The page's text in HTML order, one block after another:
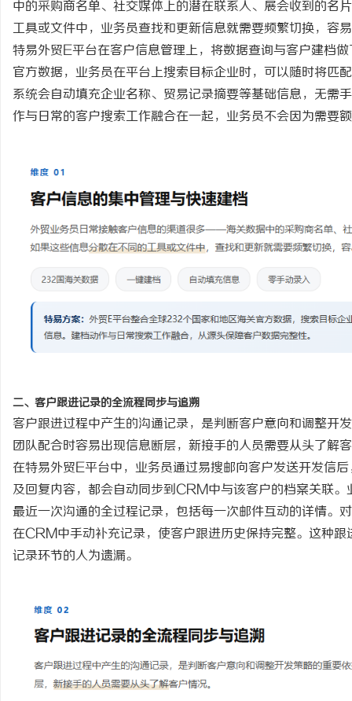
中的采购商名单、社交媒体上的潜在联系人、展会收到的名
工具或文件中，业务员查找和更新信息就需要频繁切换，容
特易外贸E平台在客户信息管理上，将数据查询与客户建档
官方数据，业务员在平台上搜索目标企业时，可以随时将匹
系统会自动填充企业名称、贸易记录摘要等基础信息，无需
作与日常的客户搜索工作融合在一起，业务员不会因为需要
二、客户跟进记录的全流程同步与追溯
客户跟进过程中产生的沟通记录，是判断客户意向和调整开
团队配合时容易出现信息断层，新接手的人员需要从头了解
在特易外贸E平台中，业务员通过易搜邮向客户发送开发信
及回复内容，都会自动同步到CRM中与该客户的档案关联
最近一次沟通的全过程记录，包括每一次邮件互动的详情。
在CRM中手动补充记录，使客户跟进历史保持完整。这种
记录环节的人为遗漏。
风向标 势